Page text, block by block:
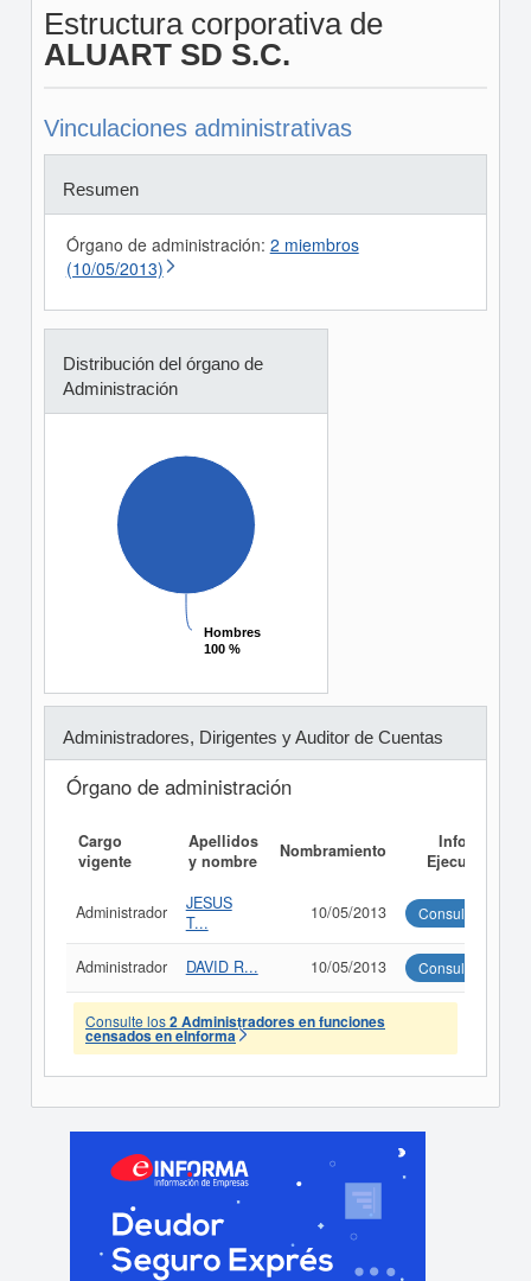
Estructura corporativa de
ALUART SD S.C.
Vinculaciones administrativas
Resumen
Órgano de administración: 2 miembros
(10/05/2013)
Distribución del órgano de
Administración
Hombres
100 %
Hombres
100 %
Administradores, Dirigentes y Auditor de Cuentas
Órgano de administración
Cargo
vigente
Apellidos
y nombre
Nombramiento
Informe
Ejecutivo
Administrador
JESUS
T...
10/05/2013 Consultar
Administrador DAVID R... 10/05/2013 Consultar
Consulte los2 Administradores en funciones
censados en eInforma